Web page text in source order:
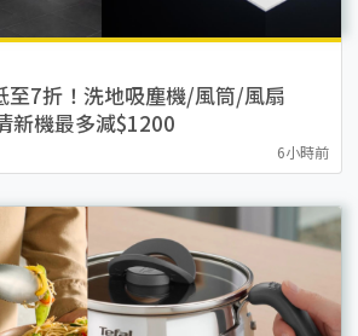
至7折！洗地吸塵機/風筒/風扇
新機最多減$1200
6小時前